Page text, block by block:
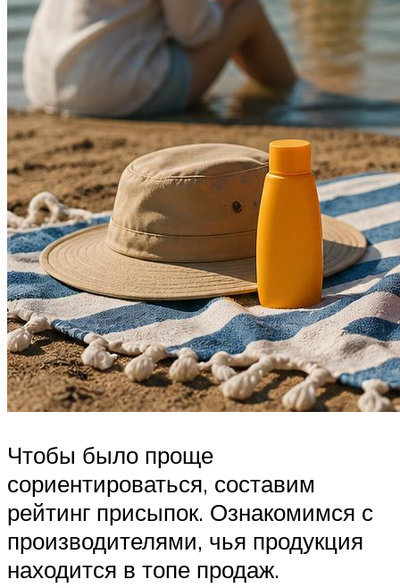
Чтобы было проще
сориентироваться, составим
рейтинг присыпок. Ознакомимся с
производителями, чья продукция
находится в топе продаж.